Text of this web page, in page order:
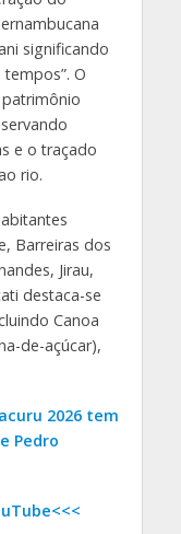
significando
O
e o traçado
rio.
Barreiras dos
Jirau,
destaca-se
Canoa
de-açúcar),
2026 tem
Pedro